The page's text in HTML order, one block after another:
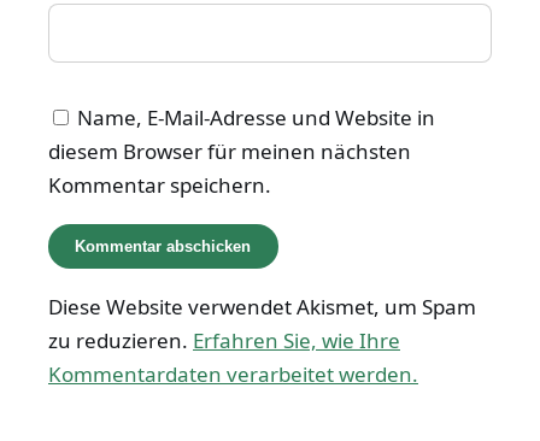
Name, E-Mail-Adresse und Website in
diesem Browser für meinen nächsten
Kommentar speichern.
Diese Website verwendet Akismet, um Spam
zu reduzieren. Erfahren Sie, wie Ihre
Kommentardaten verarbeitet werden.